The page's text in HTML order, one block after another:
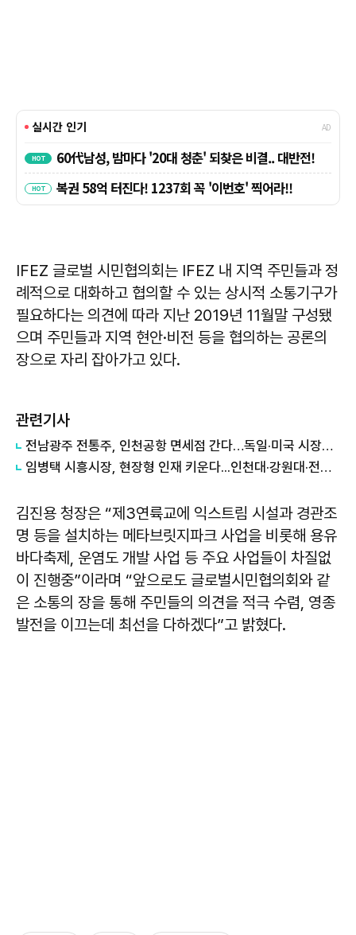
IFEZ 글로벌 시민협의회는 IFEZ 내 지역 주민들과 정
례적으로 대화하고 협의할 수 있는 상시적 소통기구가
필요하다는 의견에 따라 지난 2019년 11월말 구성됐
으며 주민들과 지역 현안·비전 등을 협의하는 공론의
장으로 자리 잡아가고 있다.
관련기사
전남광주 전통주, 인천공항 면세점 간다…독일·미국 시장도 '노크'
임병택 시흥시장, 현장형 인재 키운다...인천대·강원대·전남대 등 학생 시흥서 바이오 실습
김진용 청장은 “제3연륙교에 익스트림 시설과 경관조
명 등을 설치하는 메타브릿지파크 사업을 비롯해 용유
바다축제, 운염도 개발 사업 등 주요 사업들이 차질없
이 진행중”이라며 “앞으로도 글로벌시민협의회와 같
은 소통의 장을 통해 주민들의 의견을 적극 수렴, 영종
발전을 이끄는데 최선을 다하겠다”고 밝혔다.